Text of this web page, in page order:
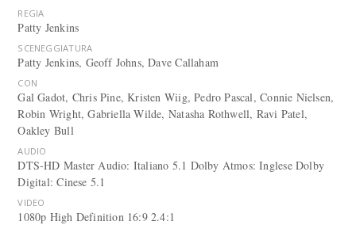
REGIA
Patty Jenkins
SCENEGGIATURA
Patty Jenkins, Geoff Johns, Dave Callaham
CON
Gal Gadot, Chris Pine, Kristen Wiig, Pedro Pascal, Connie Nielsen,
Robin Wright, Gabriella Wilde, Natasha Rothwell, Ravi Patel,
Oakley Bull
AUDIO
DTS-HD Master Audio: Italiano 5.1 Dolby Atmos: Inglese Dolby
Digital: Cinese 5.1
VIDEO
1080p High Definition 16:9 2.4:1